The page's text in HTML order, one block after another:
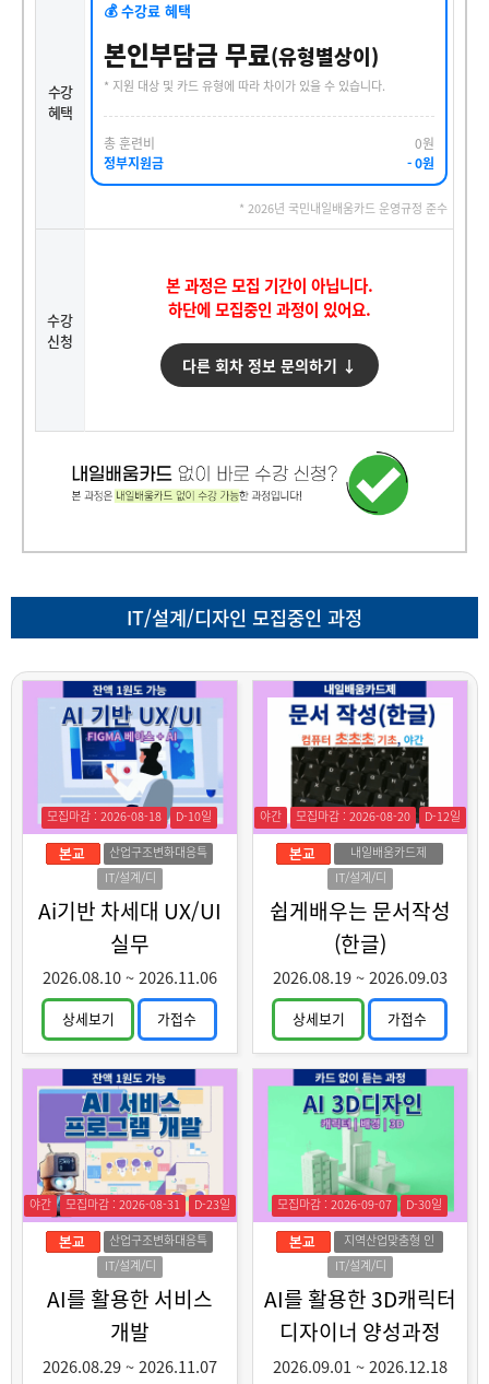
수강
혜택
💰 수강료 혜택
본인부담금 무료(유형별상이)
* 지원 대상 및 카드 유형에 따라 차이가 있을 수 있습니다.
총 훈련비
0원
정부지원금
- 0원
* 2026년 국민내일배움카드 운영규정 준수
수강
신청
본 과정은 모집 기간이 아닙니다.
하단에 모집중인 과정이 있어요.
다른 회차 정보 문의하기 ↓
IT/설계/디자인 모집중인 과정
모집마감 : 2026-08-18
D-10일
산업구조변화대응특
화훈련
IT/설계/디
자인
Ai기반 차세대 UX/UI
실무
2026.08.10~2026.11.06
상세보기 가접수
야간 모집마감 : 2026-08-20
D-12일
내일배움카드제
IT/설계/디
자인
쉽게배우는 문서작성
(한글)
2026.08.19~2026.09.03
상세보기 가접수
야간 모집마감 : 2026-08-31
D-23일
산업구조변화대응특
화훈련
IT/설계/디
자인
AI를 활용한 서비스
개발
2026.08.29~2026.11.07
모집마감 : 2026-09-07
D-30일
지역산업맞춤형 인
력양성
IT/설계/디
자인
AI를 활용한 3D캐릭터
디자이너 양성과정
2026.09.01~2026.12.18